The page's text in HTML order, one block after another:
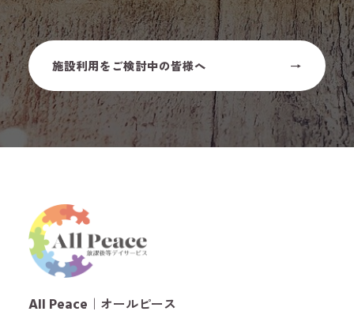
施設利用をご検討中の皆様へ
All Peace ｜オールピース